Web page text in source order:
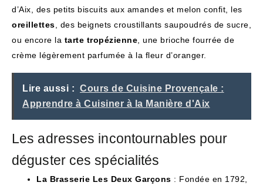
d’Aix, des petits biscuits aux amandes et melon confit, les
oreillettes , des beignets croustillants saupoudrés de sucre,
ou encore la tarte tropézienne , une brioche fourrée de
crème légèrement parfumée à la fleur d’oranger.
Lire aussi : Cours de Cuisine Provençale :
Apprendre à Cuisiner à la Manière d'Aix
Les adresses incontournables pour
déguster ces spécialités
La Brasserie Les Deux Garçons : Fondée en 1792,